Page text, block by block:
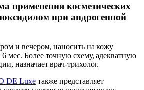
применения косметических
при андрогенной
и вечером, наносить на кожу
мес. Более точную схему, адекватную
назначает врач-трихолог.
DE Luxe также представляет